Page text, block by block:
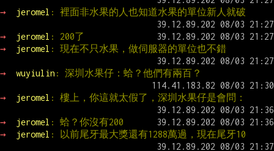
→ jeromel : 裡面非水果的人也知道水果的單位新人就破
→ jeromel : 200了
→
jeromel : 現在不只水果，做伺服器的單位也不錯
→ wuyiulin : 深圳水果仔：蛤？他們有兩百？
→ jeromel : 樓上，你這就太假了，深圳水果仔是會問：
→ jeromel : 蛤？你沒有200
→
jeromel : 以前尾牙最大獎還有1288萬過，現在尾牙10